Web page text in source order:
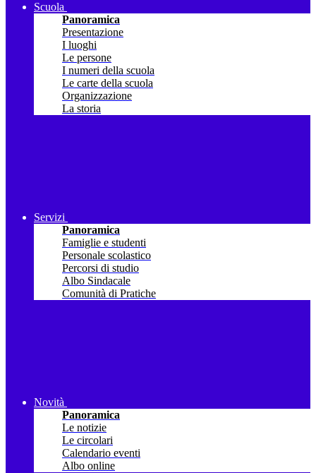
Scuola
Panoramica
Presentazione
I luoghi
Le persone
I numeri della scuola
Le carte della scuola
Organizzazione
La storia
Servizi
Panoramica
Famiglie e studenti
Personale scolastico
Percorsi di studio
Albo Sindacale
Comunità di Pratiche
Novità
Panoramica
Le notizie
Le circolari
Calendario eventi
Albo online